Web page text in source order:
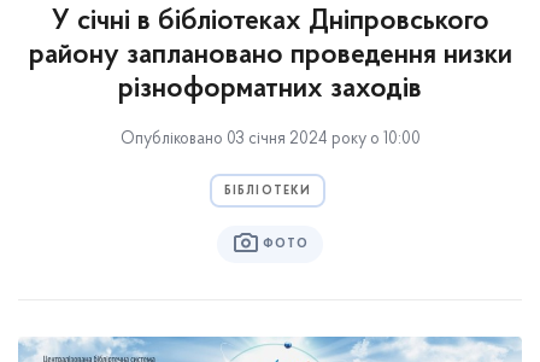
У січні в бібліотеках Дніпровського
району заплановано проведення низки
різноформатних заходів
Опубліковано 03 січня 2024 року о 10:00
БІБЛІОТЕКИ
ФОТО